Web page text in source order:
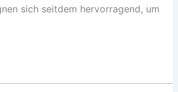
sich seitdem hervorragend, um